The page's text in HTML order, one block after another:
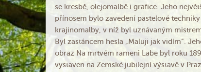
se kresbě, olejomalbě i grafice. Jeho
přínosem bylo zavedení pastelové
krajinomalby, v níž byl uznávaným
Byl zastáncem hesla „Maluji jak vidím“.
obraz Na mrtvém rameni Labe byl roku
vystaven na Zemské jubilejní výstavě v